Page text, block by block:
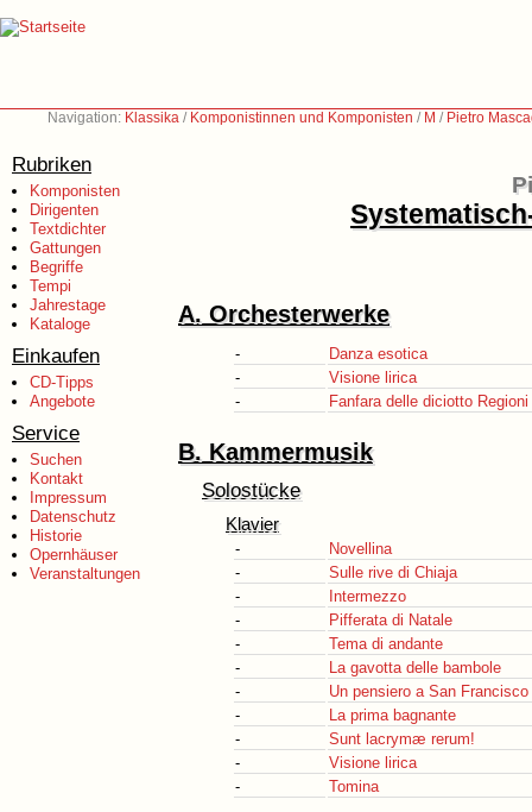
Navigation: Klassika / Komponistinnen und Komponisten / M / Pietro
Rubriken
Komponisten
Dirigenten
Textdichter
Gattungen
Begriffe
Tempi
Jahrestage
Kataloge
Einkaufen
CD-Tipps
Angebote
Service
Suchen
Kontakt
Impressum
Datenschutz
Historie
Opernhäuser
Veranstaltungen
A. Orchesterwerke
-
Danza esotica
-
Visione lirica
-
Fanfara delle diciotto
B. Kammermusik
Solostücke
Klavier
-
Novellina
-
Sulle rive di Chiaja
-
Intermezzo
-
Pifferata di Natale
-
Tema di andante
-
La gavotta delle bambole
-
Un pensiero a San Francisco
-
La prima bagnante
-
Sunt lacrymæ rerum!
-
Visione lirica
-
Tomina